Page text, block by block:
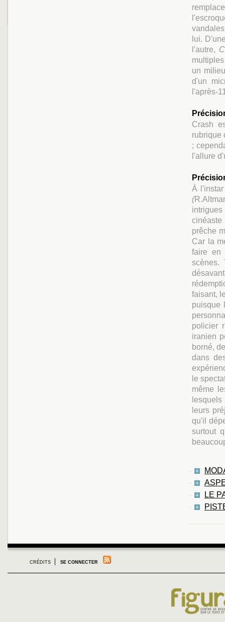
lui.
l'autre,
un
d'un
l'après-
Crash
rubrique
;
l'allure
À
(
intrigues
prêche
Car la
faire en
scènes.
faisant,
puisque
policier
iranien
borné,
dans
le
même
lesquels
leurs
qu'il
surtout
LE
CRÉDITS SE CONNECTER